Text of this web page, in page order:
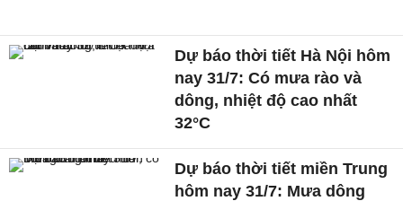
Dự báo thời tiết Hà Nội hôm
nay 31/7: Có mưa rào và
dông, nhiệt độ cao nhất
32°C
Dự báo thời tiết miền Trung
hôm nay 31/7: Mưa dông